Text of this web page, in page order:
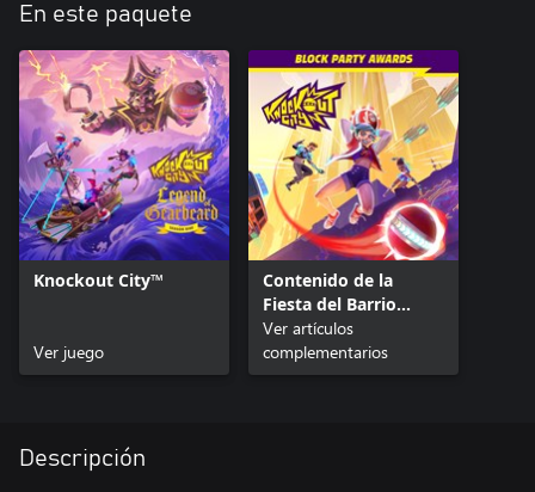
En este paquete
Knockout City™
Ver juego
Contenido de la
Fiesta del Barrio
Knockout City™
Ver artículos
complementarios
Descripción